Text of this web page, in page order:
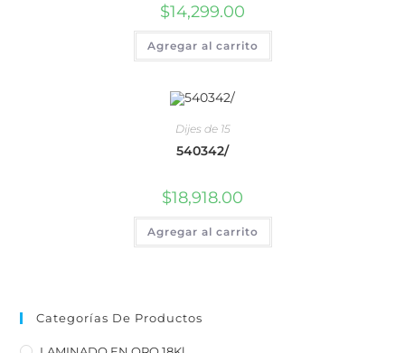
$14,299.00
Agregar al carrito
Dijes de 15
540342/
$18,918.00
Agregar al carrito
Categorías De Productos